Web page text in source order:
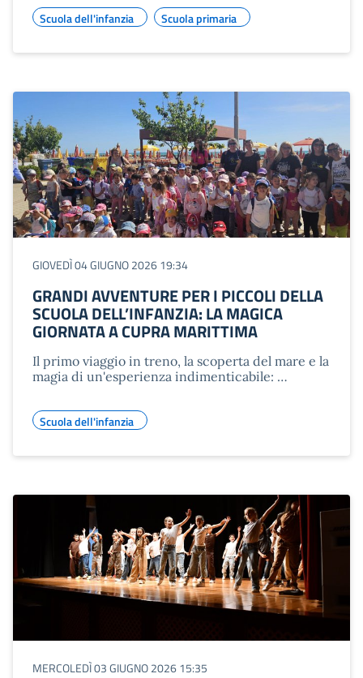
Scuola dell'infanzia Scuola primaria
GIOVEDÌ 04 GIUGNO 2026 19:34
GRANDI AVVENTURE PER I PICCOLI DELLA
SCUOLA DELL’INFANZIA: LA MAGICA
GIORNATA A CUPRA MARITTIMA
Il primo viaggio in treno, la scoperta del mare e la
magia di un'esperienza indimenticabile: …
Scuola dell'infanzia
MERCOLEDÌ 03 GIUGNO 2026 15:35